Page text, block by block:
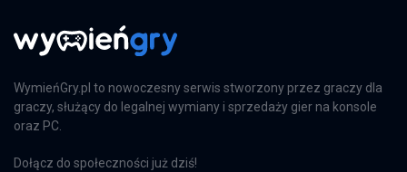
WymieńGry.pl to nowoczesny serwis stworzony przez graczy dla
graczy, służący do legalnej wymiany i sprzedaży gier na konsole
oraz PC.
Dołącz do społeczności już dziś!